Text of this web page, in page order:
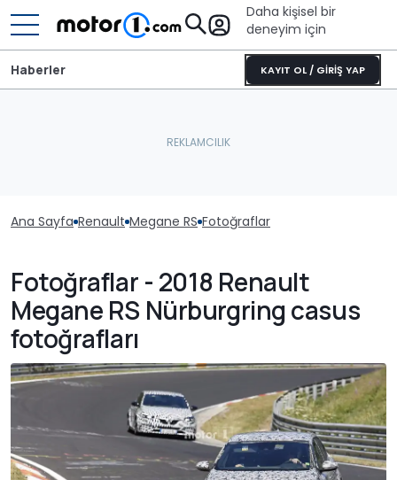
Daha kişisel bir
deneyim için
KAYIT OL / GİRİŞ YAP
Haberler
Ana Sayfa Renault Megane RS Fotoğraflar
Fotoğraflar - 2018 Renault
Megane RS Nürburgring casus
fotoğrafları